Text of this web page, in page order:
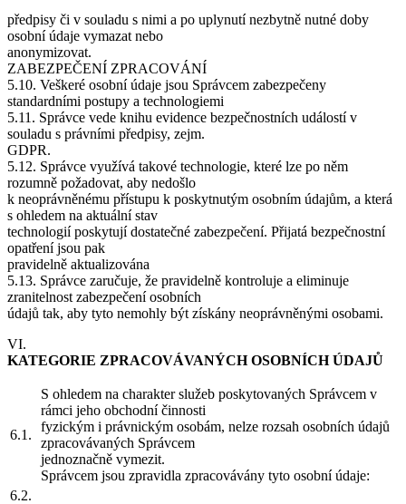
předpisy či v souladu s nimi a po uplynutí nezbytně nutné doby
osobní údaje vymazat nebo
anonymizovat.
ZABEZPEČENÍ ZPRACOVÁNÍ
5.10. Veškeré osobní údaje jsou Správcem zabezpečeny
standardními postupy a technologiemi
5.11. Správce vede knihu evidence bezpečnostních událostí v
souladu s právními předpisy, zejm.
GDPR.
5.12. Správce využívá takové technologie, které lze po něm
rozumně požadovat, aby nedošlo
k neoprávněnému přístupu k poskytnutým osobním údajům, a která
s ohledem na aktuální stav
technologií poskytují dostatečné zabezpečení. Přijatá bezpečnostní
opatření jsou pak
pravidelně aktualizována
5.13. Správce zaručuje, že pravidelně kontroluje a eliminuje
zranitelnost zabezpečení osobních
údajů tak, aby tyto nemohly být získány neoprávněnými osobami.
VI.
KATEGORIE ZPRACOVÁVANÝCH OSOBNÍCH ÚDAJŮ
6.1.
S ohledem na charakter služeb poskytovaných Správcem v
rámci jeho obchodní činnosti
fyzickým i právnickým osobám, nelze rozsah osobních údajů
zpracovávaných Správcem
jednoznačně vymezit.
Správcem jsou zpravidla zpracovávány tyto osobní údaje:
6.2.